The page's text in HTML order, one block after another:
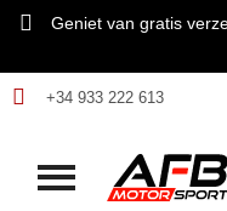
Geniet van gratis
+34 933 222 613